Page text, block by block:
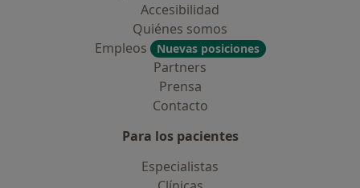
Accesibilidad
Quiénes somos
Empleos
Nuevas posiciones
Partners
Prensa
Contacto
Para los pacientes
Especialistas